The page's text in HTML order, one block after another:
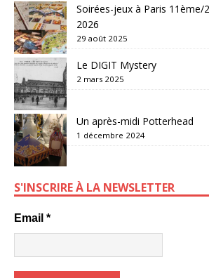
Soirées-jeux à Paris 11ème/
2026
29 août 2025
Le DIGIT Mystery
2 mars 2025
Un après-midi Potterhead
1 décembre 2024
S'INSCRIRE À LA NEWSLETTER
Email *